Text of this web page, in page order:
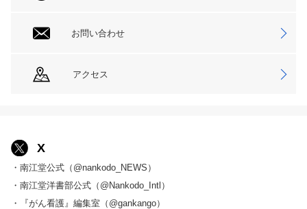
お問い合わせ
アクセス
X
・南江堂公式（@nankodo_NEWS）
・南江堂洋書部公式（@Nankodo_Intl）
・『がん看護』編集室（@gankango）